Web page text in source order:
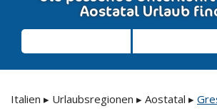
Aostatal Urlaub
Italien ▸ Urlaubsregionen ▸ Aostatal ▸